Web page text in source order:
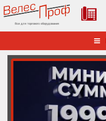
Все для торгового оборудования